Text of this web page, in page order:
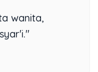
wanita,